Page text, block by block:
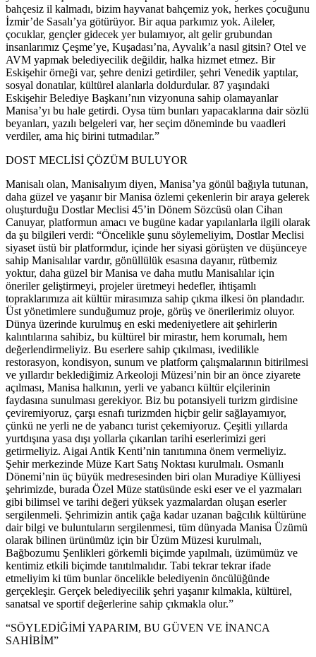
bahçesiz il kalmadı, bizim hayvanat bahçemiz yok, herkes çocuğunu
İzmir’de Sasalı’ya götürüyor. Bir aqua parkımız yok. Aileler,
çocuklar, gençler gidecek yer bulamıyor, alt gelir grubundan
insanlarımız Çeşme’ye, Kuşadası’na, Ayvalık’a nasıl gitsin? Otel ve
AVM yapmak belediyecilik değildir, halka hizmet etmez. Bir
Eskişehir örneği var, şehre denizi getirdiler, şehri Venedik yaptılar,
sosyal donatılar, kültürel alanlarla doldurdular. 87 yaşındaki
Eskişehir Belediye Başkanı’nın vizyonuna sahip olamayanlar
Manisa’yı bu hale getirdi. Oysa tüm bunları yapacaklarına dair sözlü
beyanları, yazılı belgeleri var, her seçim döneminde bu vaadleri
verdiler, ama hiç birini tutmadılar.”
DOST MECLİSİ ÇÖZÜM BULUYOR
Manisalı olan, Manisalıyım diyen, Manisa’ya gönül bağıyla tutunan,
daha güzel ve yaşanır bir Manisa özlemi çekenlerin bir araya gelerek
oluşturduğu Dostlar Meclisi 45’in Dönem Sözcüsü olan Cihan
Canuyar, platformun amacı ve bugüne kadar yapılanlarla ilgili olarak
da şu bilgileri verdi: “Öncelikle şunu söylemeliyim, Dostlar Meclisi
siyaset üstü bir platformdur, içinde her siyasi görüşten ve düşünceye
sahip Manisalılar vardır, gönüllülük esasına dayanır, rütbemiz
yoktur, daha güzel bir Manisa ve daha mutlu Manisalılar için
öneriler geliştirmeyi, projeler üretmeyi hedefler, ihtişamlı
topraklarımıza ait kültür mirasımıza sahip çıkma ilkesi ön plandadır.
Üst yönetimlere sunduğumuz proje, görüş ve önerilerimiz oluyor.
Dünya üzerinde kurulmuş en eski medeniyetlere ait şehirlerin
kalıntılarına sahibiz, bu kültürel bir mirastır, hem korumalı, hem
değerlendirmeliyiz. Bu eserlere sahip çıkılması, ivedilikle
restorasyon, kondisyon, sunum ve platform çalışmalarının bitirilmesi
ve yıllardır beklediğimiz Arkeoloji Müzesi’nin bir an önce ziyarete
açılması, Manisa halkının, yerli ve yabancı kültür elçilerinin
faydasına sunulması gerekiyor. Biz bu potansiyeli turizm girdisine
çeviremiyoruz, çarşı esnafı turizmden hiçbir gelir sağlayamıyor,
çünkü ne yerli ne de yabancı turist çekemiyoruz. Çeşitli yıllarda
yurtdışına yasa dışı yollarla çıkarılan tarihi eserlerimizi geri
getirmeliyiz. Aigai Antik Kenti’nin tanıtımına önem vermeliyiz.
Şehir merkezinde Müze Kart Satış Noktası kurulmalı. Osmanlı
Dönemi’nin üç büyük medresesinden biri olan Muradiye Külliyesi
şehrimizde, burada Özel Müze statüsünde eski eser ve el yazmaları
gibi bilimsel ve tarihi değeri yüksek yazmalardan oluşan eserler
sergilenmeli. Şehrimizin antik çağa kadar uzanan bağcılık kültürüne
dair bilgi ve buluntuların sergilenmesi, tüm dünyada Manisa Üzümü
olarak bilinen ürünümüz için bir Üzüm Müzesi kurulmalı,
Bağbozumu Şenlikleri görkemli biçimde yapılmalı, üzümümüz ve
kentimiz etkili biçimde tanıtılmalıdır. Tabi tekrar tekrar ifade
etmeliyim ki tüm bunlar öncelikle belediyenin öncülüğünde
gerçekleşir. Gerçek belediyecilik şehri yaşanır kılmakla, kültürel,
sanatsal ve sportif değerlerine sahip çıkmakla olur.”
“SÖYLEDİĞİMİ YAPARIM, BU GÜVEN VE İNANCA
SAHİBİM”